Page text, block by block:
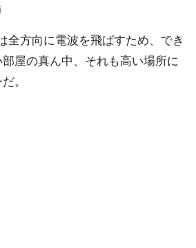
全方向に電波を飛ばすため、でき
屋の真ん中、それも高い場所に
。